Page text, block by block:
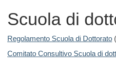
Scuola di
Regolamento Scuola di Dottorato
Comitato Consultivo Scuola di